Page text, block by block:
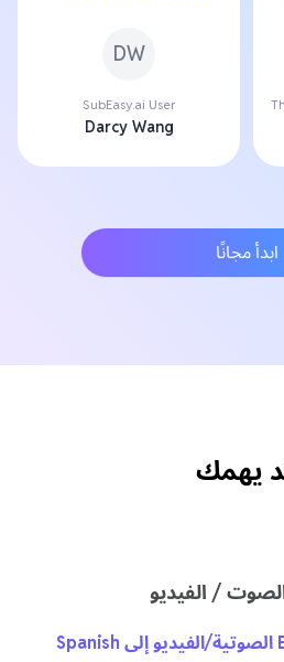
DW
SubEasy.ai User
Darcy Wang
ابدأ مجانًا
يهمك
/ الفيديو